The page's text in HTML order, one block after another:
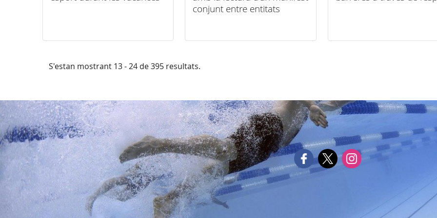
conjunt entre entitats
S'estan mostrant 13 - 24 de 395 resultats.